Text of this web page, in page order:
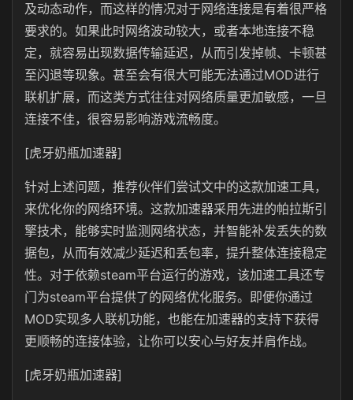
及动态动作，而这样的情况对于网络连接是有着很严格
要求的。如果此时网络波动较大，或者本地连接不稳
定，就容易出现数据传输延迟，从而引发掉帧、卡顿甚
至闪退等现象。甚至会有很大可能无法通过MOD进行
联机扩展，而这类方式往往对网络质量更加敏感，一旦
连接不佳，很容易影响游戏流畅度。
[虎牙奶瓶加速器]
针对上述问题，推荐伙伴们尝试文中的这款加速工具，
来优化你的网络环境。这款加速器采用先进的帕拉斯引
擎技术，能够实时监测网络状态，并智能补发丢失的数
据包，从而有效减少延迟和丢包率，提升整体连接稳定
性。对于依赖steam平台运行的游戏，该加速工具还专
门为steam平台提供了的网络优化服务。即便你通过
MOD实现多人联机功能，也能在加速器的支持下获得
更顺畅的连接体验，让你可以安心与好友并肩作战。
[虎牙奶瓶加速器]